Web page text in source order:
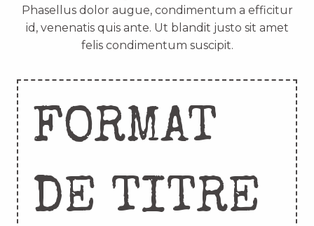
Phasellus dolor augue, condimentum a efficitur
id, venenatis quis ante. Ut blandit justo sit amet
felis condimentum suscipit.
FORMAT
DE TITRE